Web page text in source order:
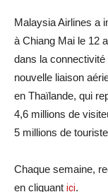
Malaysia Airlines a
à Chiang Mai le 12
dans la
nouvelle liaison
en Thaïlande, qui
4,6 millions de
5 millions de
Chaque semaine,
en cliquant ici.